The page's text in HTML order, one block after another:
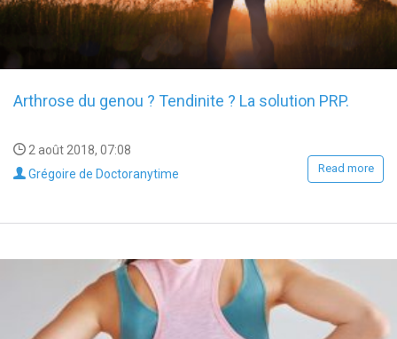
Arthrose du genou ? Tendinite ? La solution PRP.
2 août 2018, 07:08
Grégoire de Doctoranytime
Read more